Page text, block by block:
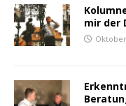
mir der